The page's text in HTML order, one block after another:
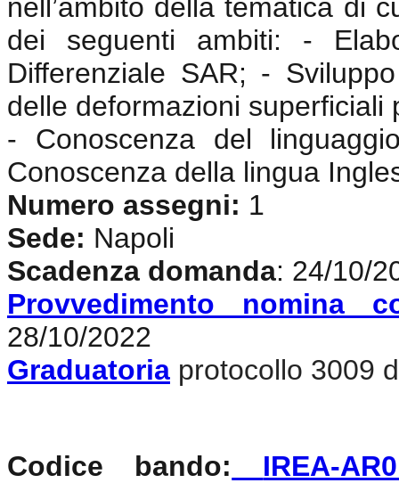
nell’ambito della tematica di
dei seguenti ambiti: -
Differenziale SAR; -
delle deformazioni
- Conoscenza del
Conoscenza della lingua
Numero assegni: 1
Sede: Napoli
Scadenza domanda: 24/10/
Provvedimento nomina
28/10/2022
Graduatoria protocollo 3009
Codice bando:
IREA-